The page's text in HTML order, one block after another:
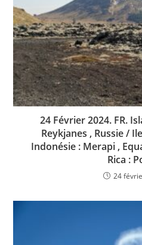
24 Février 2024. FR.
Reykjanes , Russie /
Indonésie : Merapi ,
Rica :
24